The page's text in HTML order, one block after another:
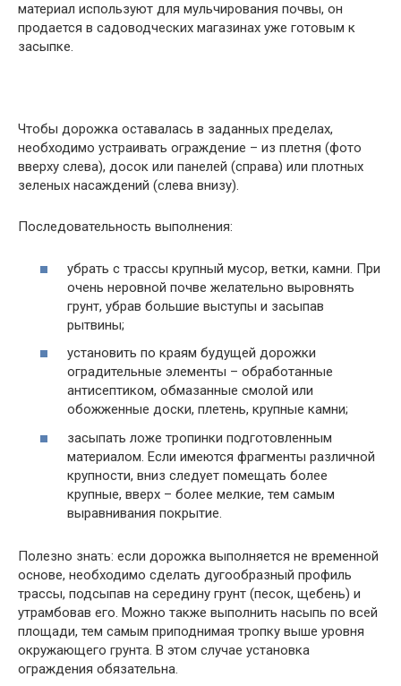
материал используют для мульчирования почвы, он
продается в садоводческих магазинах уже готовым к
засыпке.
Чтобы дорожка оставалась в заданных пределах,
необходимо устраивать ограждение – из плетня (фото
вверху слева), досок или панелей (справа) или плотных
зеленых насаждений (слева внизу).
Последовательность выполнения:
убрать с трассы крупный мусор, ветки, камни. При
очень неровной почве желательно выровнять
грунт, убрав большие выступы и засыпав
рытвины;
установить по краям будущей дорожки
оградительные элементы – обработанные
антисептиком, обмазанные смолой или
обожженные доски, плетень, крупные камни;
засыпать ложе тропинки подготовленным
материалом. Если имеются фрагменты различной
крупности, вниз следует помещать более
крупные, вверх – более мелкие, тем самым
выравнивания покрытие.
Полезно знать: если дорожка выполняется не временной
основе, необходимо сделать дугообразный профиль
трассы, подсыпав на середину грунт (песок, щебень) и
утрамбовав его. Можно также выполнить насыпь по всей
площади, тем самым приподнимая тропку выше уровня
окружающего грунта. В этом случае установка
ограждения обязательна.